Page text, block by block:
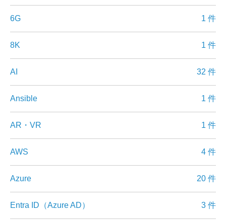
6G 1 件
8K 1 件
AI 32 件
Ansible 1 件
AR・VR 1 件
AWS 4 件
Azure 20 件
Entra ID（Azure AD） 3 件